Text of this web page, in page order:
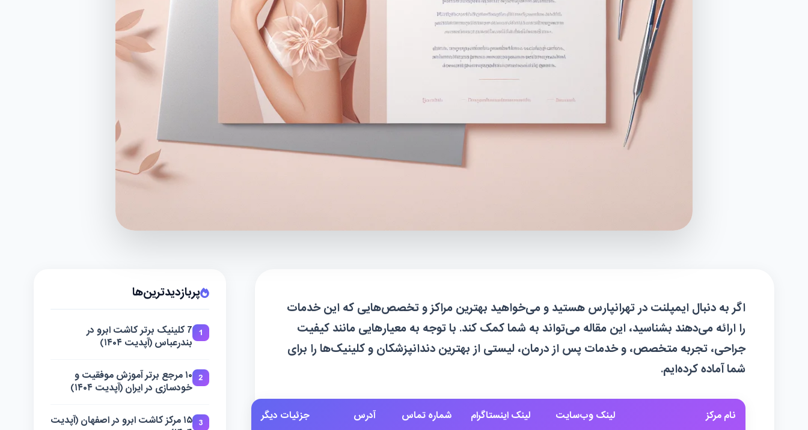
اگر به دنبال ایمپلنت در تهرانپارس هستید و می‌خواهید بهترین مراکز و تخصص‌هایی که این خدمات
را ارائه می‌دهند بشناسید، این مقاله می‌تواند به شما کمک کند. با توجه به معیارهایی مانند کیفیت
جراحی، تجربه متخصص، و خدمات پس از درمان، لیستی از بهترین دندانپزشکان و کلینیک‌ها را برای
شما آماده کرده‌ایم.
نام مرکز لینک وب‌سایت لینک اینستاگرام شماره تماس آدرس جزئیات دیگر
پربازدیدترین‌ها
1
7 کلینیک برتر کاشت ابرو در
بندرعباس (آپدیت ۱۴۰۴)
2
۱۰ مرجع برتر آموزش موفقیت و
خودسازی در ایران (آپدیت ۱۴۰۴)
3
۱۵ مرکز کاشت ابرو در اصفهان (آپدیت